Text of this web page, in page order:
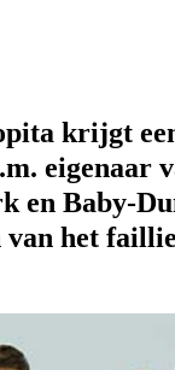
krijgt
eigenaar
en Baby-
van het